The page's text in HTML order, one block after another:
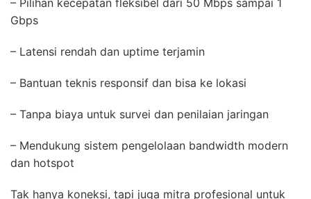
Gbps
– Latensi rendah dan uptime terjamin
– Bantuan teknis responsif dan bisa ke lokasi
– Tanpa biaya untuk survei dan penilaian jaringan
– Mendukung sistem pengelolaan bandwidth modern
dan hotspot
Tak hanya koneksi, tapi juga mitra profesional untuk